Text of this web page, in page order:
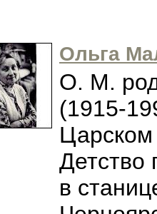
Ольга
О. М.
(1915-
Детство
в